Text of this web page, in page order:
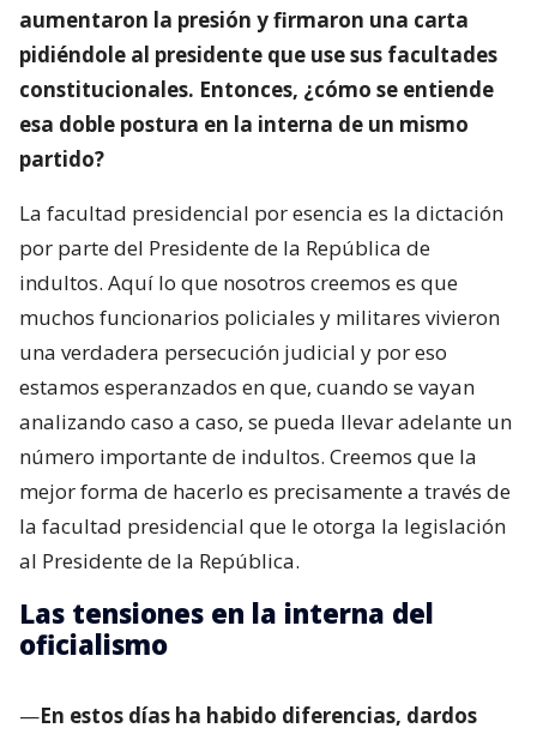
aumentaron la presión y firmaron una carta
pidiéndole al presidente que use sus facultades
constitucionales. Entonces, ¿cómo se entiende
esa doble postura en la interna de un mismo
partido?
La facultad presidencial por esencia es la dictación
por parte del Presidente de la República de
indultos. Aquí lo que nosotros creemos es que
muchos funcionarios policiales y militares vivieron
una verdadera persecución judicial y por eso
estamos esperanzados en que, cuando se vayan
analizando caso a caso, se pueda llevar adelante un
número importante de indultos. Creemos que la
mejor forma de hacerlo es precisamente a través de
la facultad presidencial que le otorga la legislación
al Presidente de la República.
Las tensiones en la interna del
oficialismo
—En estos días ha habido diferencias, dardos